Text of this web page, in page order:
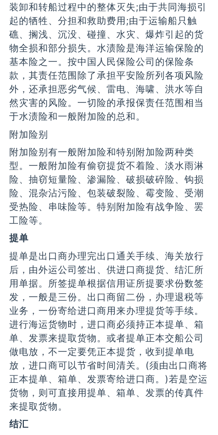
装卸和转船过程中的整体灭失;由于共同海损引
起的牺牲、分担和救助费用;由于运输船只触
礁、搁浅、沉没、碰撞、水灾、爆炸引起的货
物全损和部分损失。水渍险是海洋运输保险的
基本险之一。按中国人民保险公司的保险条
款，其责任范围除了承担平安险所列各项风险
外，还承担恶劣气候、雷电、海啸、洪水等自
然灾害的风险。一切险的承报保责任范围相当
于水渍险和一般附加险的总和。
附加险别
附加险别有一般附加险和特别附加险两种类
型。一般附加险有偷窃提货不着险、淡水雨淋
险、抽窃短量险、渗漏险、破损破碎险、钩损
险、混杂沾污险、包装破裂险、霉变险、受潮
受热险、串味险等。特别附加险有战争险、罢
工险等。
提单
提单是出口商办理完出口通关手续、海关放行
后，由外运公司签出、供进口商提货、结汇所
用单据。所签提单根据信用证所提要求份数签
发，一般是三份。出口商留二份，办理退税等
业务，一份寄给进口商用来办理提货等手续。
进行海运货物时，进口商必须持正本提单、箱
单、发票来提取货物。或者提单正本交船公司
做电放，不一定要凭正本提货，收到提单电
放，进口商可以节省时间清关。(须由出口商将
正本提单、箱单、发票寄给进口商。)若是空运
货物，则可直接用提单、箱单、发票的传真件
来提取货物。
结汇